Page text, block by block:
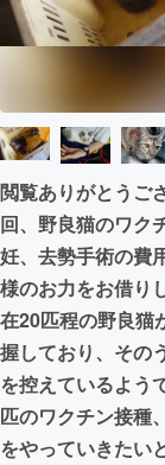
映像
ビジ
まち
閲覧ありがとうご
回、野良猫のワク
妊、去勢手術の費
様のお力をお借り
在20匹程の野良猫
握しており、その
を控えているよう
匹のワクチン接種
をやっていきたい